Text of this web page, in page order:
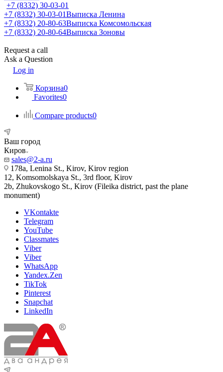
+7 (8332) 30-03-01
+7 (8332) 30-03-01Выписка Ленина
+7 (8332) 20-80-63Выписка Комсомольская
+7 (8332) 20-80-64Выписка Зоновы
Request a call
Ask a Question
Log in
Корзина0
Favorites0
Compare products0
Ваш город
Киров
sales@2-a.ru
178a, Lenina St., Kirov, Kirov region
12, Komsomolskaya St., 3rd floor, Kirov
2b, Zhukovskogo St., Kirov (Fileika district, past the plane
monument)
VKontakte
Telegram
YouTube
Classmates
Viber
Viber
WhatsApp
Yandex.Zen
TikTok
Pinterest
Snapchat
LinkedIn